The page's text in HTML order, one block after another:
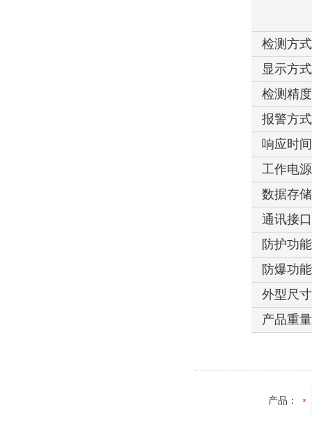
检测方式
显示方式
检测精度
报警方式
响应时间
工作电源
数据存储
通讯接口
防护功能
防爆功能
外型尺寸
产品重量
产品：